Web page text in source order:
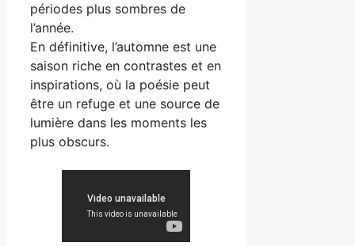
périodes plus sombres de
l’année.
En définitive, l’automne est une
saison riche en contrastes et en
inspirations, où la poésie peut
être un refuge et une source de
lumière dans les moments les
plus obscurs.